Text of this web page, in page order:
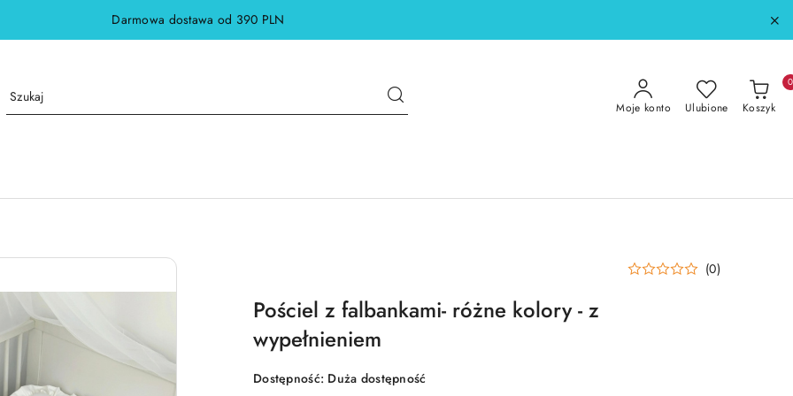
Darmowa dostawa od 390 PLN
Moje konto Ulubione Koszyk
0
(0)
Pościel z falbankami- różne kolory - z
wypełnieniem
Dostępność: Duża dostępność